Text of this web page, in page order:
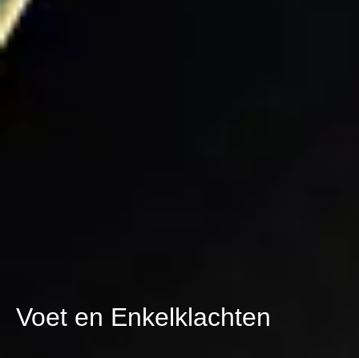
Voet en Enkelklachten